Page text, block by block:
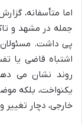
جمله در مشهد و
پی داشت. مسئولان
اشتباه قاضی یا
روند نشان می
یکنواخت، بلکه
خارجی، دچار